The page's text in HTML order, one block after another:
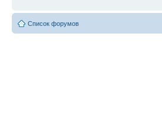
Список форумов